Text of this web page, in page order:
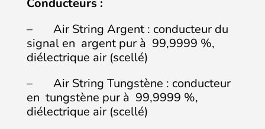
Conducteurs :
– Air String Argent : conducteur du
signal en argent pur à 99,9999 %,
diélectrique air (scellé)
– Air String Tungstène : conducteur
en tungstène pur à 99,9999 %,
diélectrique air (scellé)